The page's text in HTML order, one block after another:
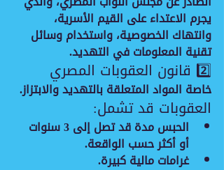
يجرم الاعتداء على القيم الأسرية،
وانتهاك الخصوصية، واستخدام وسائل
تقنية المعلومات في التهديد.
2️⃣ قانون العقوبات المصري
خاصة المواد المتعلقة بالتهديد والابتزاز.
العقوبات قد تشمل:
الحبس مدة قد تصل إلى 3 سنوات
أو أكثر حسب الواقعة.
غرامات مالية كبيرة.